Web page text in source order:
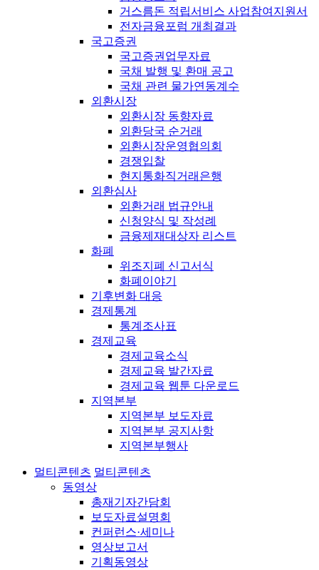
거스름돈 적립서비스 사업참여지원서
전자금융포럼 개최결과
국고증권
국고증권업무자료
국채 발행 및 환매 공고
국채 관련 물가연동계수
외환시장
외환시장 동향자료
외환당국 순거래
외환시장운영협의회
경쟁입찰
현지통화직거래은행
외환심사
외환거래 법규안내
신청양식 및 작성례
금융제재대상자 리스트
화폐
위조지폐 신고서식
화폐이야기
기후변화 대응
경제통계
통계조사표
경제교육
경제교육소식
경제교육 발간자료
경제교육 웹툰 다운로드
지역본부
지역본부 보도자료
지역본부 공지사항
지역본부행사
멀티콘텐츠 멀티콘텐츠
동영상
총재기자간담회
보도자료설명회
컨퍼런스·세미나
영상보고서
기획동영상